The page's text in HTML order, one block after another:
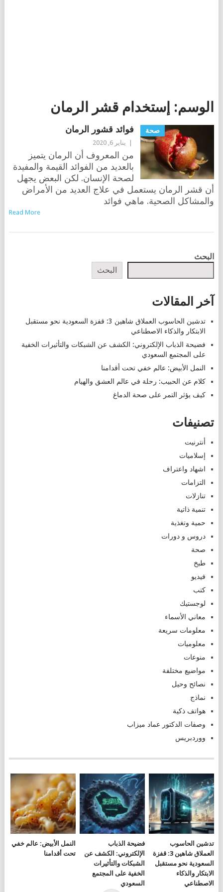
الوسم: إستخدام قشر الرمان
صحة فوائد قشور الرمان
يناير 6, 2020
من المعروف أن الرمان يتميز
بالعديد من الفوائد القيمة والمفيدة
لصحة الإنسان. لكن البعض يجهل
أن قشر الرمان يستعمل في علاج العديد من الأمراض
والمشاكل الصحية. ماهي فوائد
Read More
POSTS
البحث
البحث
آخر المقالات
تدشين الحاسوب العملاق شاهين 3: قفزة السعودية نحو مستقبل
الابتكار والذكاء الاصطناعي
فضيحة الذباب الإلكتروني: الكشف عن الشبكات والتأثيرات الخفية
على المجتمع السعودي
النمل الأبيض: عالم خفي تحت أقدامنا
كلام عن الحبيب: رحلة في عالم العشق والهيام
كيف يؤثر التمر على صحة الدماغ
تصنيفات
أنترنيت
إسلاميات
اشهاد واعتراف
التزامات
تنازلات
تنمية ذاتية
حمية وتغذية
دروس و دورات
صحة
طبخ
فيديو
كتب
لوجستيك
معاني الأسماء
معلومات سريعة
معلوميات
منوعات
مواضيع مختلفة
نصائح وحيل
نماذج
هواتف ذكية
وصفات الدكتور عماد ميزاب
ووردبريس
تدشين الحاسوب
العملاق شاهين 3: قفزة
السعودية نحو مستقبل
الابتكار والذكاء
الاصطناعي
فضيحة الذباب
الإلكتروني: الكشف عن
الشبكات والتأثيرات
الخفية على المجتمع
السعودي
النمل الأبيض: عالم خفي
تحت أقدامنا